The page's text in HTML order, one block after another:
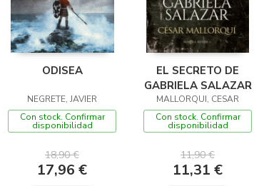
ODISEA
NEGRETE, JAVIER
Con stock. Confirmar
disponibilidad
18,90 €
17,96 €
EL SECRETO DE
GABRIELA SALAZAR
MALLORQUI, CESAR
Con stock. Confirmar
disponibilidad
11,90 €
11,31 €